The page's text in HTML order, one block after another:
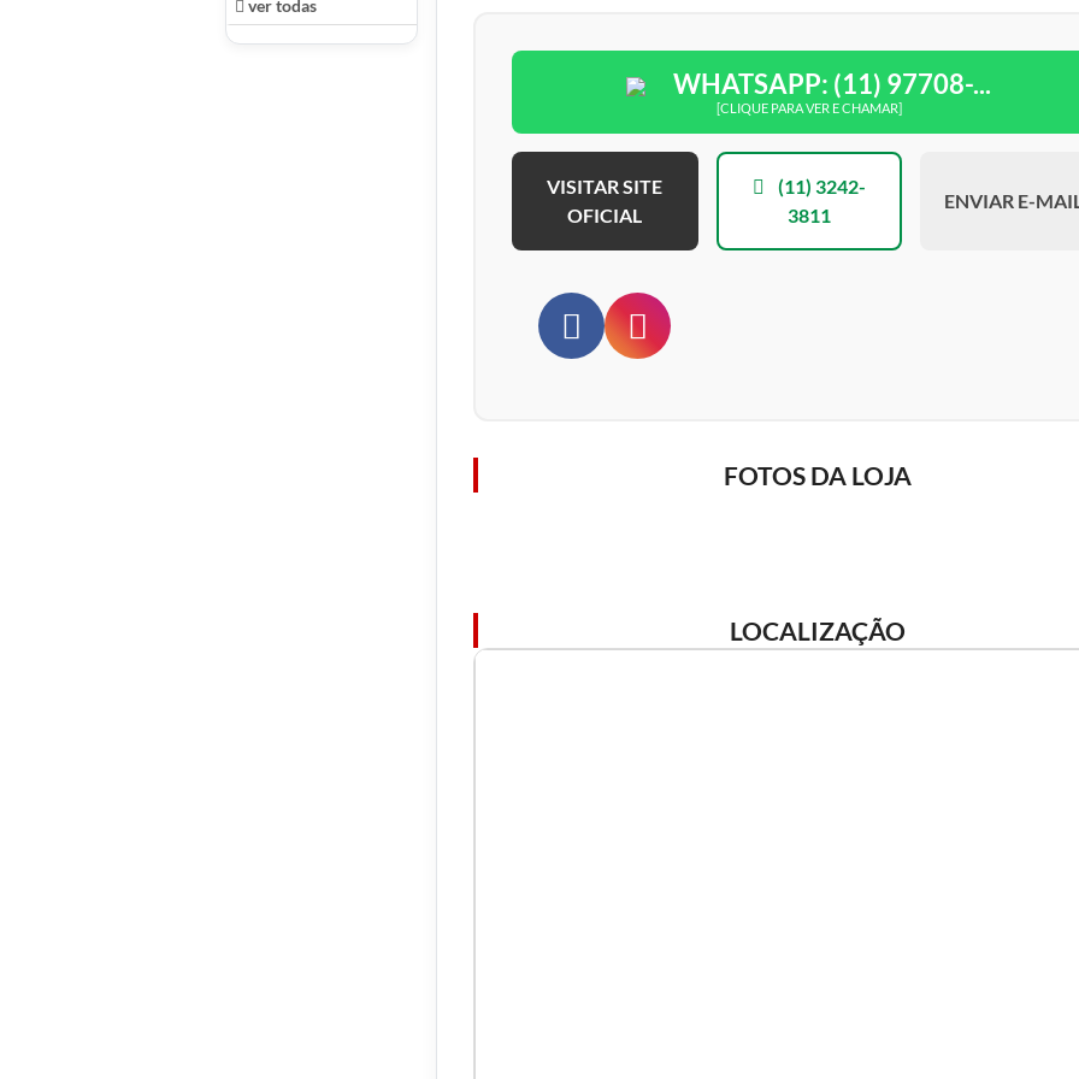
ver todas
WHATSAPP: (11) 97708-...
[CLIQUE PARA VER E CHAMAR]
VISITAR SITE
OFICIAL
(11) 3242-
3811
ENVIAR E-
FOTOS DA LOJA
LOCALIZAÇÃO